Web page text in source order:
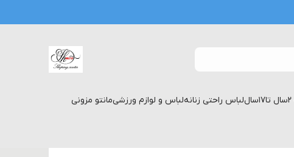
لباس راحتی زنانهلباس و لوازم ورزشیمانتو مزونی